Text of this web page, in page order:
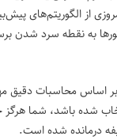
از الگوریتم‌های
به نقطه سرد شدن
بر اساس محاسبات دقیق
شده باشد، شما
درمانده شده است.